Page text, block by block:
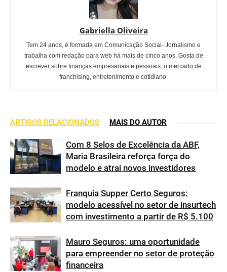
Gabriella Oliveira
Tem 24 anos, é formada em Comunicação Social- Jornalismo e
trabalha com redação para web há mais de cinco anos. Gosta de
escrever sobre finanças empresariais e pessoais, o mercado de
franchising, entretenimento e cotidiano.
ARTIGOS RELACIONADOS MAIS DO AUTOR
Com 8 Selos de Excelência da ABF,
Maria Brasileira reforça força do
modelo e atrai novos investidores
Franquia Supper Certo Seguros:
modelo acessível no setor de insurtech
com investimento a partir de R$ 5.100
Mauro Seguros: uma oportunidade
para empreender no setor de proteção
financeira